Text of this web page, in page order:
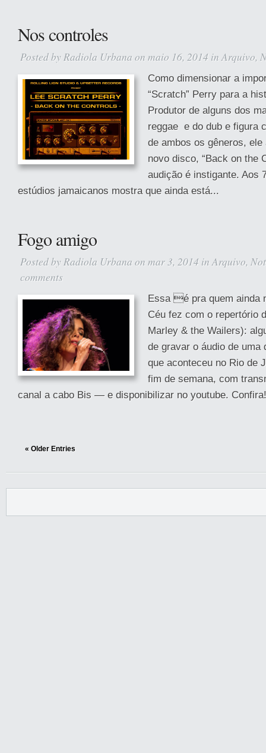
Nos controles
Posted by Radiola Urbana on maio 16, 2014 inArquivo,
Como dimensionar a
“Scratch” Perry para a
Produtor de alguns dos
reggae e do dub e figura
de ambos os gêneros,
novo disco, “Back on the
audição é instigante. Aos
estúdios jamaicanos mostra que ainda está...
Fogo amigo
Posted by Radiola Urbana on mar 3, 2014 inArquivo,
comments
Essa é pra quem ainda
Céu fez com o repertório
Marley & the Wailers):
de gravar o áudio de uma
que aconteceu no Rio de
fim de semana, com
canal a cabo Bis — e disponibilizar no youtube.
« Older Entries